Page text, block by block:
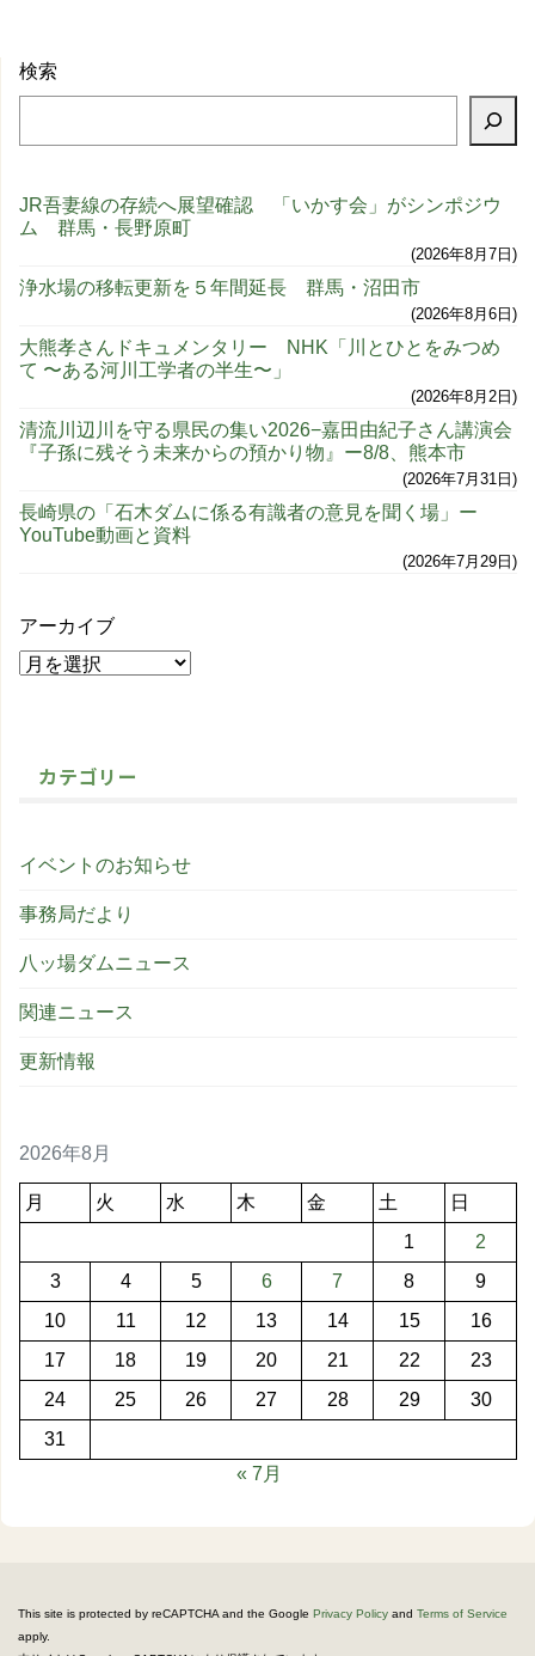
検索
JR吾妻線の存続へ展望確認 「いかす会」がシンポジウ
ム 群馬・長野原町
2026年8月7日
浄水場の移転更新を５年間延長 群馬・沼田市
2026年8月6日
大熊孝さんドキュメンタリー NHK「川とひとをみつめ
て 〜ある河川工学者の半生〜」
2026年8月2日
清流川辺川を守る県民の集い2026−嘉田由紀子さん講演会
『子孫に残そう未来からの預かり物』ー8/8、熊本市
2026年7月31日
長崎県の「石木ダムに係る有識者の意見を聞く場」ー
YouTube動画と資料
2026年7月29日
アーカイブ
カテゴリー
イベントのお知らせ
事務局だより
八ッ場ダムニュース
関連ニュース
更新情報
2026年8月
月 火 水 木 金 土
日
1
2
3
4 5 6 7 8
9
10
11 12 13 14 15
16
17
18 19 20 21 22
23
24
25 26 27 28 29
30
31
« 7月
This site is protected by reCAPTCHA and the Google Privacy Policy and Terms of Service
apply.